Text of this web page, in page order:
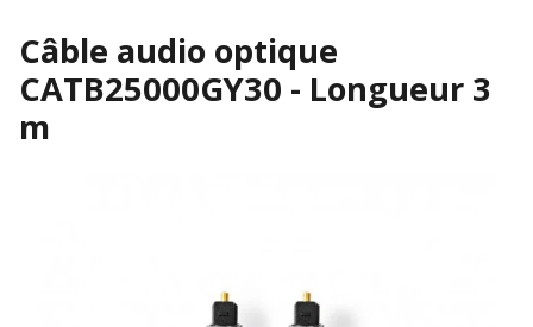
Câble audio optique
CATB25000GY30 - Longueur 3
m